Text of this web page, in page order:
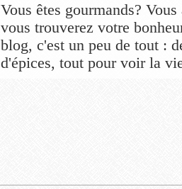
Vous êtes gourmands?
vous trouverez votre
blog, c'est un peu de tout :
d'épices, tout pour voir la